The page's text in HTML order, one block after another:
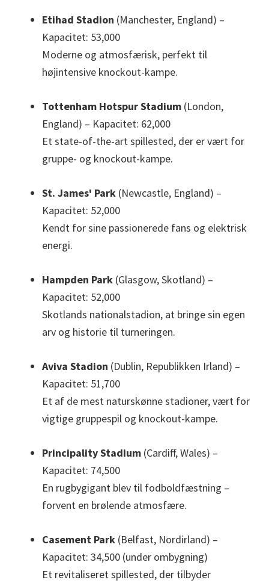
Etihad Stadion (Manchester, England) –
Kapacitet: 53,000
Moderne og atmosfærisk, perfekt til
højintensive knockout-kampe.
Tottenham Hotspur Stadium (London,
England) – Kapacitet: 62,000
Et state-of-the-art spillested, der er vært for
gruppe- og knockout-kampe.
St. James' Park (Newcastle, England) –
Kapacitet: 52,000
Kendt for sine passionerede fans og elektrisk
energi.
Hampden Park (Glasgow, Skotland) –
Kapacitet: 52,000
Skotlands nationalstadion, at bringe sin egen
arv og historie til turneringen.
Aviva Stadion (Dublin, Republikken Irland) –
Kapacitet: 51,700
Et af de mest naturskønne stadioner, vært for
vigtige gruppespil og knockout-kampe.
Principality Stadium (Cardiff, Wales) –
Kapacitet: 74,500
En rugbygigant blev til fodboldfæstning –
forvent en brølende atmosfære.
Casement Park (Belfast, Nordirland) –
Kapacitet: 34,500 (under ombygning)
Et revitaliseret spillested, der tilbyder